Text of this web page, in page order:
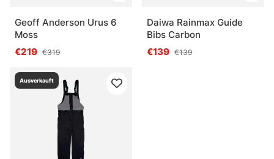
Geoff Anderson Urus 6
Moss
€219 €319
Daiwa Rainmax Guide
Bibs Carbon
€139 €139
Ausverkauft